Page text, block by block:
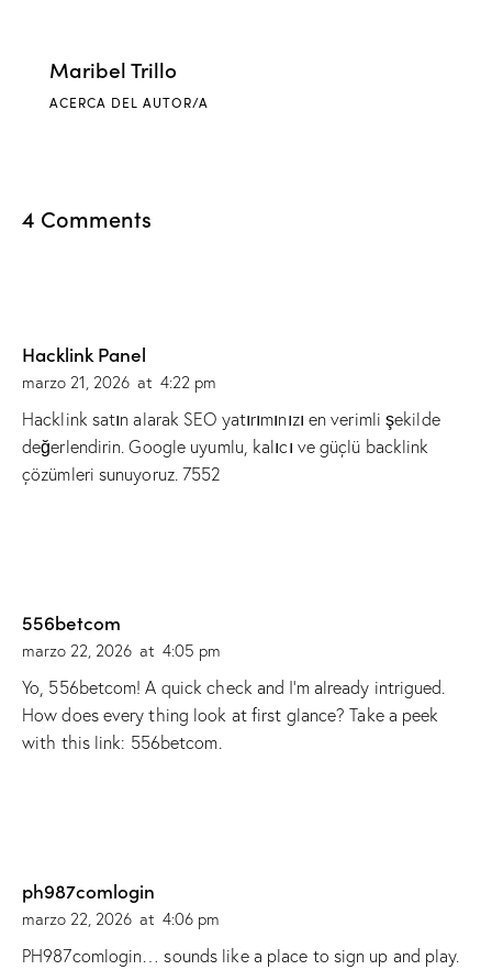
Maribel Trillo
ACERCA DEL AUTOR/A
4 Comments
Hacklink Panel
marzo 21, 2026 at 4:22 pm
Hacklink satın alarak SEO yatırımınızı en verimli şekilde
değerlendirin. Google uyumlu, kalıcı ve güçlü backlink
çözümleri sunuyoruz. 7552
556betcom
marzo 22, 2026 at 4:05 pm
Yo, 556betcom! A quick check and I’m already intrigued.
How does every thing look at first glance? Take a peek
with this link: 556betcom.
ph987comlogin
marzo 22, 2026 at 4:06 pm
PH987comlogin… sounds like a place to sign up and play.